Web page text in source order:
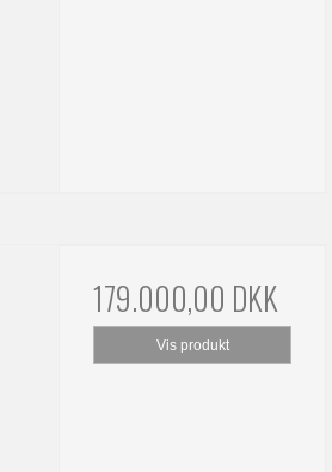
179.000,00 DKK
Vis produkt